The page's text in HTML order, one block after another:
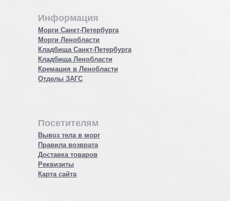
Посетителям
Вывоз тела в морг
Правила возврата
Доставка товаров
Реквизиты
Карта сайта
Информация
Морги Санкт-Петербурга
Морги Ленобласти
Кладбища Санкт-Петербурга
Кладбища Ленобласти
Кремация в Ленобласти
Отделы ЗАГС